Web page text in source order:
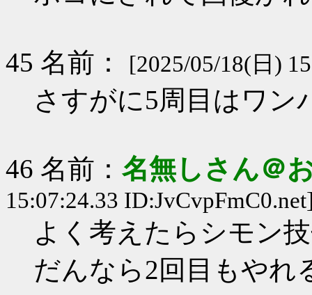
45 名前： [2025/05/18(日)
さすがに5周目はワン
46 名前： 名無しさん＠
15:07:24.33
よく考えたらシモン
だんなら2回目もやれ